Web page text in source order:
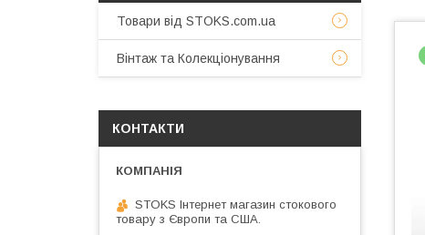
Товари від STOKS.com.ua
Вінтаж та Колекціонування
КОНТАКТИ
STOKS Інтернет магазин стокового
товару з Європи та США.